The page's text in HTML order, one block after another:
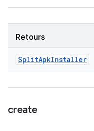
Retours
SplitApkInstaller
create